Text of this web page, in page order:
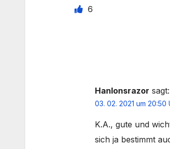
6
Hanlonsrazor sagt:
03. 02. 2021 um 20:50
K.A., gute und
sich ja bestimmt